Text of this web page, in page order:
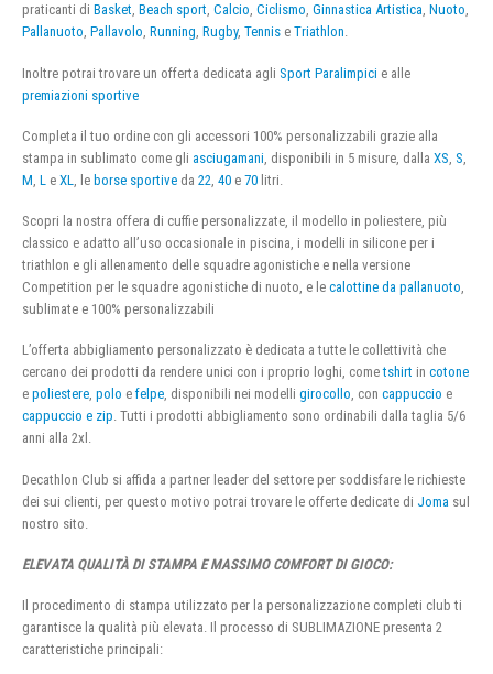
praticanti di Basket, Beach sport, Calcio, Ciclismo, Ginnastica Artistica, Nuoto,
Pallanuoto, Pallavolo, Running, Rugby, Tennis e Triathlon.
Inoltre potrai trovare un offerta dedicata agli Sport Paralimpici e alle
premiazioni sportive
Completa il tuo ordine con gli accessori 100% personalizzabili grazie alla
stampa in sublimato come gli asciugamani , disponibili in 5 misure, dalla XS S
M L e XL , le borse sportive da 22 40 e 70 litri.
Scopri la nostra offera di cuffie personalizzate, il modello in poliestere, più
classico e adatto all’uso occasionale in piscina, i modelli in silicone per i
triathlon e gli allenamento delle squadre agonistiche e nella versione
Competition per le squadre agonistiche di nuoto, e le calottine da pallanuoto,
sublimate e 100% personalizzabili
L’offerta abbigliamento personalizzato è dedicata a tutte le collettività che
cercano dei prodotti da rendere unici con i proprio loghi, cometshirt in cotone
e poliestere, polo e felpe, disponibili nei modelli girocollo, con cappuccio e
cappuccio e zip. Tutti i prodotti abbigliamento sono ordinabili dalla taglia 5/6
anni alla 2xl.
Decathlon Club si affida a partner leader del settore per soddisfare le richieste
dei sui clienti, per questo motivo potrai trovare le offerte dedicate di Joma sul
nostro sito.
ELEVATA QUALITÀ DI STAMPA E MASSIMO COMFORT DI GIOCO:
Il procedimento di stampa utilizzato per la personalizzazione completi club ti
garantisce la qualità più elevata. Il processo di SUBLIMAZIONE presenta 2
caratteristiche principali: